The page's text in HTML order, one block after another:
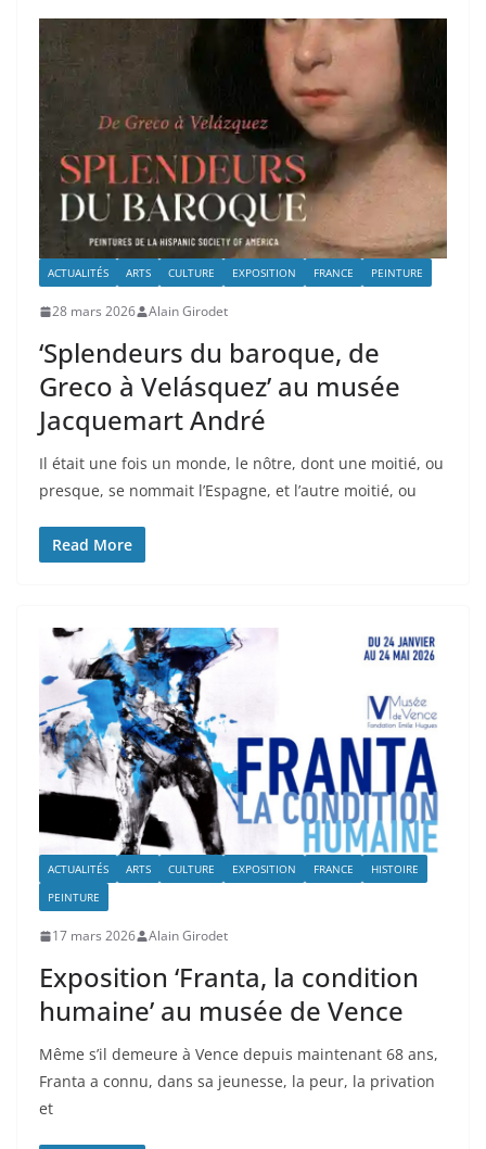
ACTUALITÉS ARTS CULTURE EXPOSITION FRANCE PEINTURE
28 mars 2026 Alain Girodet
‘Splendeurs du baroque, de
Greco à Velásquez’ au musée
Jacquemart André
Il était une fois un monde, le nôtre, dont une moitié, ou
presque, se nommait l’Espagne, et l’autre moitié, ou
Read More
ACTUALITÉS ARTS CULTURE EXPOSITION FRANCE
HISTOIRE
PEINTURE
17 mars 2026 Alain Girodet
Exposition ‘Franta, la condition
humaine’ au musée de Vence
Même s’il demeure à Vence depuis maintenant 68 ans,
Franta a connu, dans sa jeunesse, la peur, la privation
et